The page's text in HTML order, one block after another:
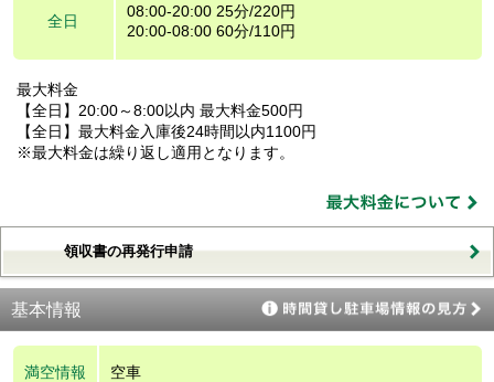
全日
08:00-20:00 25分/220円
20:00-08:00 60分/110円
最大料金
【全日】20:00～8:00以内 最大料金500円
【全日】最大料金入庫後24時間以内1100円
※最大料金は繰り返し適用となります。
領収書の再発行申請
基本情報
満空情報 空車